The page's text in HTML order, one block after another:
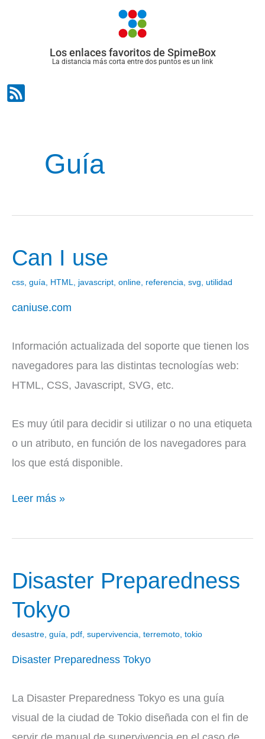
Los enlaces favoritos de SpimeBox
La distancia más corta entre dos puntos es un link
Guía
Can I use
css guía HTML javascript online referencia svg utilidad
caniuse.com
Información actualizada del soporte que tienen los
navegadores para las distintas tecnologías web:
HTML, CSS, Javascript, SVG, etc.
Es muy útil para decidir si utilizar o no una etiqueta
o un atributo, en función de los navegadores para
los que está disponible.
Can
Leer más »
Disaster Preparedness
Tokyo
desastre guía pdf supervivencia terremoto tokio
Disaster Preparedness Tokyo
La Disaster Preparedness Tokyo es una guía
visual de la ciudad de Tokio diseñada con el fin de
Disaster
Tokyo